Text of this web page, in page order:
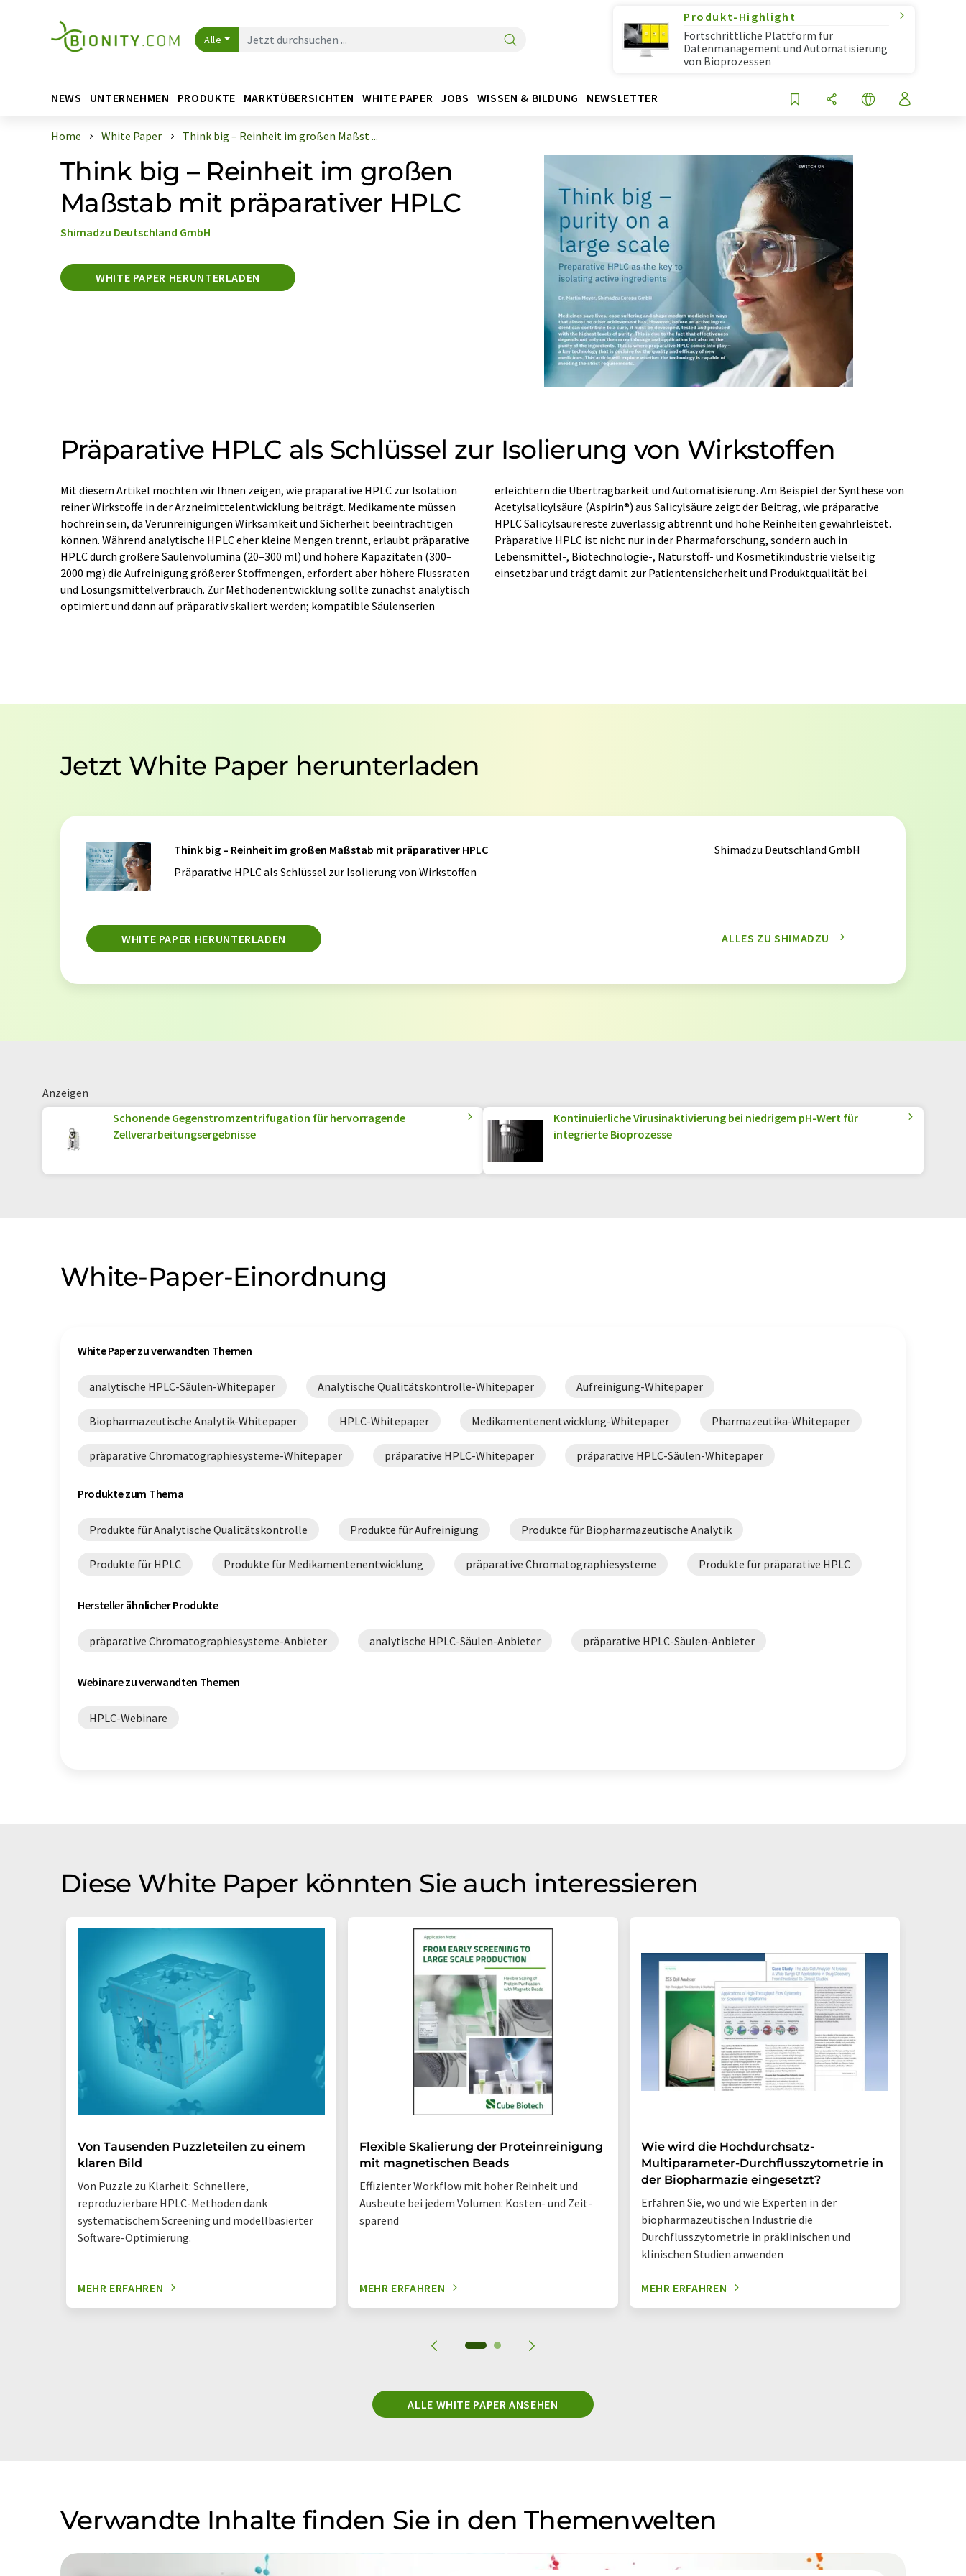
Alle
Produkt-Highlight
Fortschrittliche Plattform für
Datenmanagement und Automatisierung
von Bioprozessen
NEWS UNTERNEHMEN PRODUKTE MARKTÜBERSICHTEN WHITE PAPER JOBS WISSEN & BILDUNG NEWSLETTER
Home White Paper Think big – Reinheit im großen Maßst ...
Think big – Reinheit im großen
Maßstab mit präparativer HPLC
Shimadzu Deutschland GmbH
WHITE PAPER HERUNTERLADEN
Präparative HPLC als Schlüssel zur Isolierung von Wirkstoffen
Mit diesem Artikel möchten wir Ihnen zeigen, wie präparative HPLC zur Isolation
reiner Wirkstoffe in der Arzneimittelentwicklung beiträgt. Medikamente müssen
hochrein sein, da Verunreinigungen Wirksamkeit und Sicherheit beeinträchtigen
können. Während analytische HPLC eher kleine Mengen trennt, erlaubt präparative
HPLC durch größere Säulenvolumina (20–300 ml) und höhere Kapazitäten (300–
2000 mg) die Aufreinigung größerer Stoffmengen, erfordert aber höhere Flussraten
und Lösungsmittelverbrauch. Zur Methodenentwicklung sollte zunächst analytisch
optimiert und dann auf präparativ skaliert werden; kompatible Säulenserien
erleichtern die Übertragbarkeit und Automatisierung. Am Beispiel der Synthese von
Acetylsalicylsäure (Aspirin®) aus Salicylsäure zeigt der Beitrag, wie präparative
HPLC Salicylsäurereste zuverlässig abtrennt und hohe Reinheiten gewährleistet.
Präparative HPLC ist nicht nur in der Pharmaforschung, sondern auch in
Lebensmittel-, Biotechnologie-, Naturstoff- und Kosmetikindustrie vielseitig
einsetzbar und trägt damit zur Patientensicherheit und Produktqualität bei.
Jetzt White Paper herunterladen
Think big – Reinheit im großen Maßstab mit präparativer HPLC
Präparative HPLC als Schlüssel zur Isolierung von Wirkstoffen
WHITE PAPER HERUNTERLADEN
Shimadzu Deutschland GmbH
ALLES ZU SHIMADZU
Anzeigen
Schonende Gegenstromzentrifugation für hervorragende
Zellverarbeitungsergebnisse
Kontinuierliche Virusinaktivierung bei niedrigem pH-Wert für
integrierte Bioprozesse
White-Paper-Einordnung
White Paper zu verwandten Themen
analytische HPLC-Säulen-Whitepaper Analytische Qualitätskontrolle-Whitepaper Aufreinigung-Whitepaper
Biopharmazeutische Analytik-Whitepaper HPLC-Whitepaper Medikamentenentwicklung-Whitepaper Pharmazeutika-Whitepaper
präparative Chromatographiesysteme-Whitepaper präparative HPLC-Whitepaper präparative HPLC-Säulen-Whitepaper
Produkte zum Thema
Produkte für Analytische Qualitätskontrolle Produkte für Aufreinigung Produkte für Biopharmazeutische Analytik
Produkte für HPLC Produkte für Medikamentenentwicklung präparative Chromatographiesysteme Produkte für präparative HPLC
Hersteller ähnlicher Produkte
präparative Chromatographiesysteme-Anbieter analytische HPLC-Säulen-Anbieter präparative HPLC-Säulen-Anbieter
Webinare zu verwandten Themen
HPLC-Webinare
Diese White Paper könnten Sie auch interessieren
Von Tausenden Puzzleteilen zu einem
klaren Bild
Von Puzzle zu Klarheit: Schnellere,
reproduzierbare HPLC-Methoden dank
systematischem Screening und modellbasierter
Software-Optimierung.
MEHR ERFAHREN
Flexible Skalierung der Proteinreinigung
mit magnetischen Beads
Effizienter Workflow mit hoher Reinheit und
Ausbeute bei jedem Volumen: Kosten- und Zeit-
sparend
MEHR ERFAHREN
Wie wird die Hochdurchsatz-
Multiparameter-Durchflusszytometrie in
der Biopharmazie eingesetzt?
Erfahren Sie, wo und wie Experten in der
biopharmazeutischen Industrie die
Durchflusszytometrie in präklinischen und
klinischen Studien anwenden
MEHR ERFAHREN
ALLE WHITE PAPER ANSEHEN
Verwandte Inhalte finden Sie in den Themenwelten